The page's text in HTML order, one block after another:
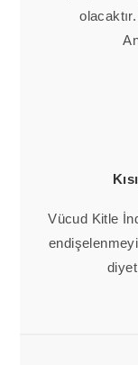
Vücud Kitle